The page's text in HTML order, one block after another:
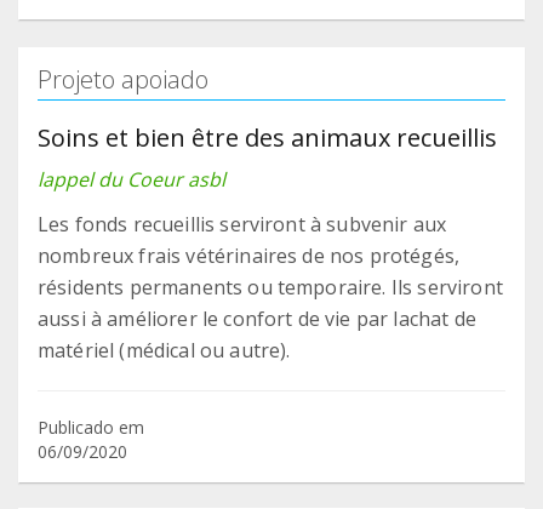
Projeto apoiado
Soins et bien être des animaux recueillis
lappel du Coeur asbl
Les fonds recueillis serviront à subvenir aux
nombreux frais vétérinaires de nos protégés,
résidents permanents ou temporaire. Ils serviront
aussi à améliorer le confort de vie par lachat de
matériel (médical ou autre).
Publicado em
06/09/2020